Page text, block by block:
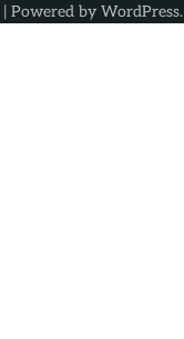
| Powered by WordPress.